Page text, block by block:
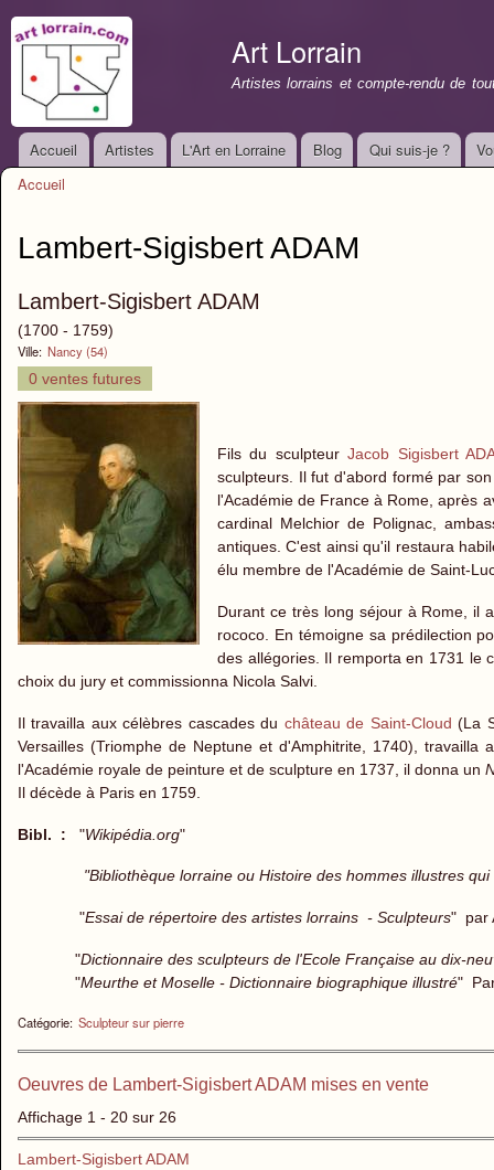
Art Lorrain
Artistes lorrains et compte-rendu de
Menu principal
Accueil Artistes L'Art en Lorraine Blog Qui suis-je ?
Accueil
Lambert-Sigisbert ADAM
Lambert-Sigisbert ADAM
(1700 - 1759)
Ville: Nancy (54)
0 ventes futures
Fils du sculpteurJacob Sigisbert
sculpteurs. Il fut d'abord formé par
l'Académie de France à Rome, après
cardinal Melchior de Polignac,
antiques. C'est ainsi qu'il restaura
élu membre de l'Académie de Saint-
Durant ce très long séjour à Rome, il
rococo. En témoigne sa prédilection
des allégories. Il remporta en 1731 le
choix du jury et commissionna Nicola Salvi.
Il travailla aux célèbres cascades du château de Saint-Cloud (La
Versailles (Triomphe de Neptune et d'Amphitrite, 1740),
l'Académie royale de peinture et de sculpture en 1737, il donna un
Il décède à Paris en 1759.
Bibl. : "Wikipédia.org"
"Bibliothèque lorraine ou Histoire des hommes illustres
"Essai de répertoire des artistes lorrains - Sculpteurs" par
"Dictionnaire des sculpteurs de l'Ecole Française au dix-
"Meurthe et Moselle - Dictionnaire biographique illustré"
Catégorie: Sculpteur sur pierre
Oeuvres de Lambert-Sigisbert ADAM mises en vente
Affichage 1 - 20 sur 26
Lambert-Sigisbert ADAM